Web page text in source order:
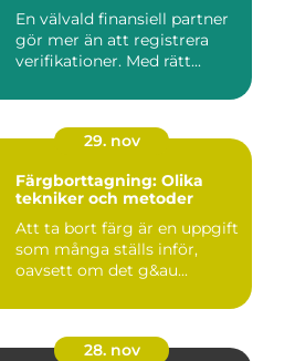
En välvald finansiell partner
gör mer än att registrera
verifikationer. Med rätt...
29. nov
Färgborttagning: Olika
tekniker och metoder
Att ta bort färg är en uppgift
som många ställs inför,
oavsett om det g&au...
28. nov